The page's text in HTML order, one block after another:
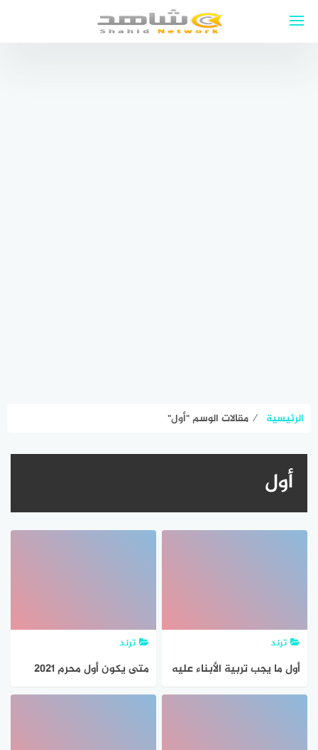
الرئيسية ⁄ مقالات الوسم "أول"
أول
ترند
أول ما يجب تربية الأبناء عليه
هو
ترند
متى يكون أول محرم 2021
في الجزائر